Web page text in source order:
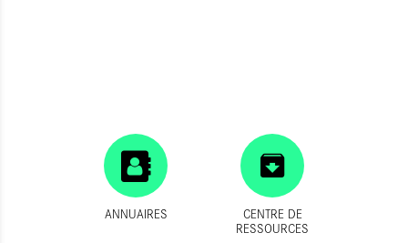
ANNUAIRES
CENTRE DE
RESSOURCES